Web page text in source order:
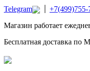
Telegram
+7(499)755-
Магазин работает
Бесплатная доставка по